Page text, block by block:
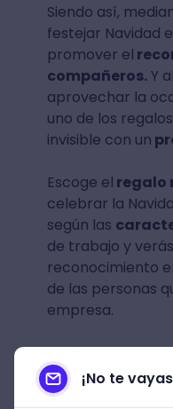
Siendo así,
festejar Navidad
promover el
compañeros.Y
aprovechar la
uno de los
invisible con un
Escoge el regalo
celebrar la
según las
de trabajo y
reconocimiento
de las personas
empresa.
Por último, como
a todo tu talento
tarjeta de
¡No te